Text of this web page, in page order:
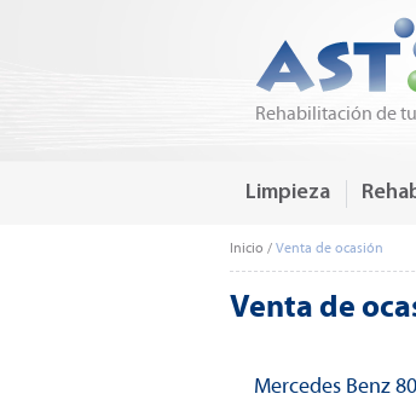
Rehabilitación de
Limpieza
Inicio / Venta de ocasión
Venta de
Mercedes Benz